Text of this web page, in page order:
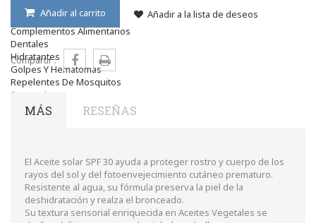
Protección Solar
Complementos Alimentarios
Dentales
Hidratantes
Golpes Y Hematomas
Repelentes De Mosquitos
Accesorios
Higiene
Complementos Alimentarios.
Ortopedia - Accesorios
Movilidad
Vida Diaria
Miembro Superior
Añadir al carrito Añadir a la lista de deseos
Compartir :
MÁS RESEÑAS
El Aceite solar SPF 30 ayuda a proteger rostro y cuerpo de los
rayos del sol y del fotoenvejecimiento cutáneo prematuro.
Resistente al agua, su fórmula preserva la piel de la
deshidratación y realza el bronceado.
Su textura sensorial enriquecida en Aceites Vegetales se